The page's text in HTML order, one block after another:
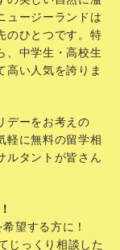
ュージーランドは
のひとつです。特
、中学生・高校生
高い人気を誇りま
デーをお考えの
軽に無料の留学相
ルタントが皆さん
望する方に！
じっくり相談した